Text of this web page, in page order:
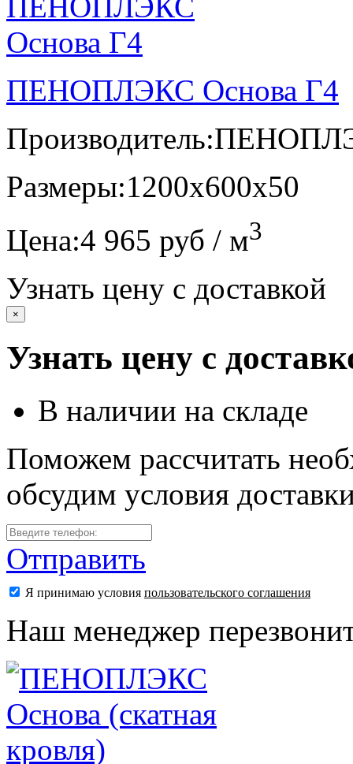
ПЕНОПЛЭКС Основа Г4
Производитель:
Размеры:1200х600х50
Цена:4 965 руб / м3
Узнать цену с доставкой
×
Узнать цену с
В наличии на складе
Поможем рассчитать
обсудим условия
Отправить
Я принимаю условия пользовательского соглашения
Наш менеджер